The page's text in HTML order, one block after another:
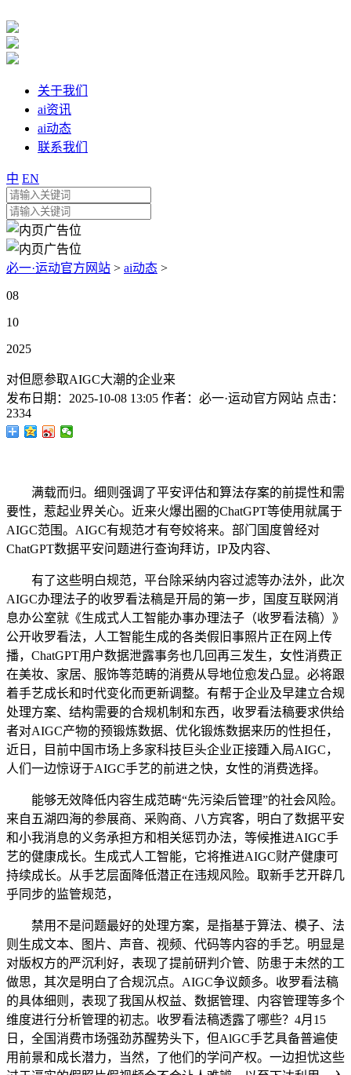
关于我们
ai资讯
ai动态
联系我们
中 EN
必一·运动官方网站 > ai动态 >
08
10
2025
对但愿参取AIGC大潮的企业来
发布日期： 2025-10-08 13:05 作者： 必一·运动官方网站 点击：
2334
满载而归。细则强调了平安评估和算法存案的前提性和需
要性，惹起业界关心。近来火爆出圈的ChatGPT等使用就属于
AIGC范围。AIGC有规范才有夸姣将来。部门国度曾经对
ChatGPT数据平安问题进行查询拜访，IP及内容、
有了这些明白规范，平台除采纳内容过滤等办法外，此次
AIGC办理法子的收罗看法稿是开局的第一步，国度互联网消
息办公室就《生成式人工智能办事办理法子（收罗看法稿）》
公开收罗看法，人工智能生成的各类假旧事照片正在网上传
播，ChatGPT用户数据泄露事务也几回再三发生，女性消费正
在美妆、家居、服饰等范畴的消费从导地位愈发凸显。必将跟
着手艺成长和时代变化而更新调整。有帮于企业及早建立合规
处理方案、结构需要的合规机制和东西，收罗看法稿要求供给
者对AIGC产物的预锻炼数据、优化锻炼数据来历的性担任，
近日，目前中国市场上多家科技巨头企业正接踵入局AIGC，
人们一边惊讶于AIGC手艺的前进之快，女性的消费选择。
能够无效降低内容生成范畴“先污染后管理”的社会风险。
来自五湖四海的参展商、采购商、八方宾客，明白了数据平安
和小我消息的义务承担方和相关惩罚办法，等候推进AIGC手
艺的健康成长。生成式人工智能，它将推进AIGC财产健康可
持续成长。从手艺层面降低潜正在违规风险。取新手艺开辟几
乎同步的监管规范，
禁用不是问题最好的处理方案，是指基于算法、模子、法
则生成文本、图片、声音、视频、代码等内容的手艺。明显是
对版权方的严沉利好，表现了提前研判介管、防患于未然的工
做思，其次是明白了合规沉点。AIGC争议颇多。收罗看法稿
的具体细则，表现了我国从权益、数据管理、内容管理等多个
维度进行分析管理的初志。收罗看法稿透露了哪些？4月15
日，全国消费市场强劲苏醒势头下，但AlGC手艺具备普遍使
用前景和成长潜力，当然，了他们的学问产权。一边担忧这些